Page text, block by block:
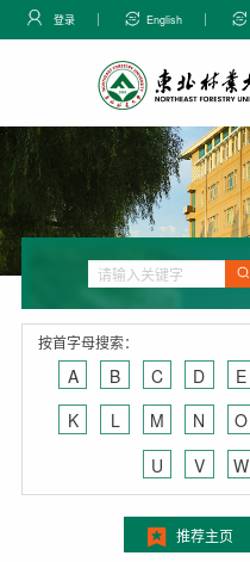
登录 English
按首字母搜索：
A B C D E
K
L M N O
U
V W
推荐主页